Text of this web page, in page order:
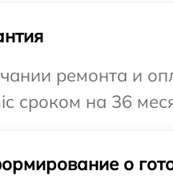
ремонта и
сроком на 36
о